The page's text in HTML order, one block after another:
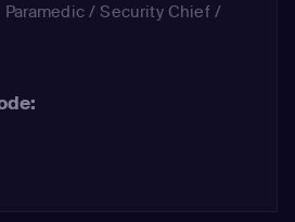
Paramedic / Security Chief /